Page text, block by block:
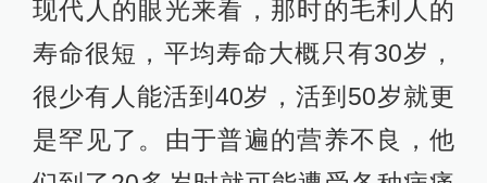
已达到了大约10万到11万人。在传统
的毛利社会，男孩从小被教导要像那
些传说中的英雄、英勇的部落祖先一
样成为出色的武士。自童年起，他们